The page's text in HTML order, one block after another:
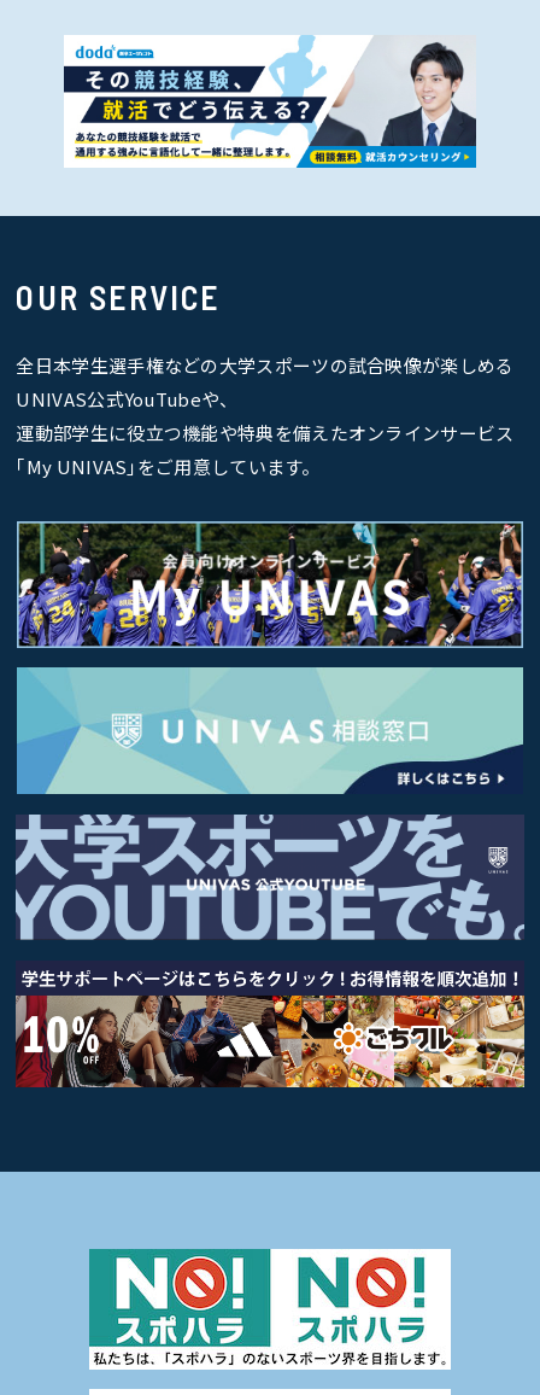
OUR SERVICE
全日本学生選手権などの大学スポーツの試合映像が楽しめる
UNIVAS公式YouTubeや、
運動部学生に役立つ機能や特典を備えたオンラインサービス
｢My UNIVAS｣をご用意しています。